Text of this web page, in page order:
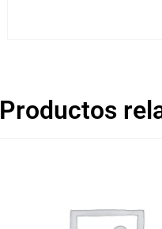
Productos